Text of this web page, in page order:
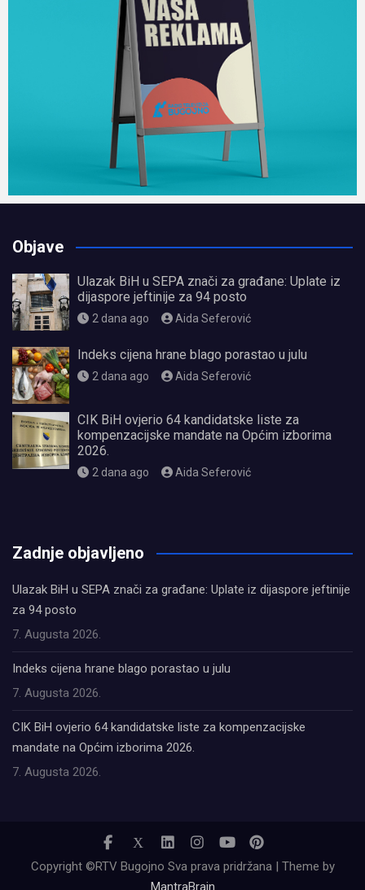
Objave
Ulazak BiH u SEPA znači za građane: Uplate iz
dijaspore jeftinije za 94 posto
2 dana ago Aida Seferović
Indeks cijena hrane blago porastao u julu
2 dana ago Aida Seferović
CIK BiH ovjerio 64 kandidatske liste za
kompenzacijske mandate na Općim izborima
2026.
2 dana ago Aida Seferović
Zadnje objavljeno
Ulazak BiH u SEPA znači za građane: Uplate iz dijaspore jeftinije
za 94 posto
7. Augusta 2026.
Indeks cijena hrane blago porastao u julu
7. Augusta 2026.
CIK BiH ovjerio 64 kandidatske liste za kompenzacijske
mandate na Općim izborima 2026.
7. Augusta 2026.
Copyright ©RTV Bugojno Sva prava pridržana | Theme by
MantraBrain